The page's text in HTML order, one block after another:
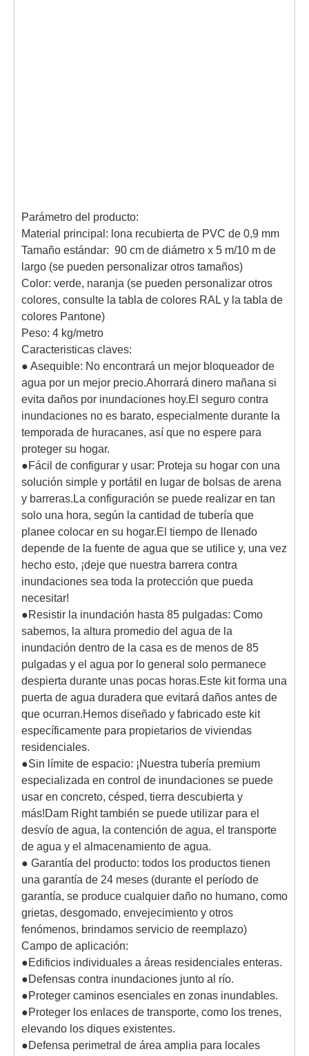
Parámetro del producto:
Material principal: lona recubierta de PVC de 0,9 mm
Tamaño estándar: 90 cm de diámetro x 5 m/10 m de
largo (se pueden personalizar otros tamaños)
Color: verde, naranja (se pueden personalizar otros
colores, consulte la tabla de colores RAL y la tabla de
colores Pantone)
Peso: 4 kg/metro
Caracteristicas claves:
● Asequible: No encontrará un mejor bloqueador de
agua por un mejor precio.Ahorrará dinero mañana si
evita daños por inundaciones hoy.El seguro contra
inundaciones no es barato, especialmente durante la
temporada de huracanes, así que no espere para
proteger su hogar.
●Fácil de configurar y usar: Proteja su hogar con una
solución simple y portátil en lugar de bolsas de arena
y barreras.La configuración se puede realizar en tan
solo una hora, según la cantidad de tubería que
planee colocar en su hogar.El tiempo de llenado
depende de la fuente de agua que se utilice y, una vez
hecho esto, ¡deje que nuestra barrera contra
inundaciones sea toda la protección que pueda
necesitar!
●Resistir la inundación hasta 85 pulgadas: Como
sabemos, la altura promedio del agua de la
inundación dentro de la casa es de menos de 85
pulgadas y el agua por lo general solo permanece
despierta durante unas pocas horas.Este kit forma una
puerta de agua duradera que evitará daños antes de
que ocurran.Hemos diseñado y fabricado este kit
específicamente para propietarios de viviendas
residenciales.
●Sin límite de espacio: ¡Nuestra tubería premium
especializada en control de inundaciones se puede
usar en concreto, césped, tierra descubierta y
más!Dam Right también se puede utilizar para el
desvío de agua, la contención de agua, el transporte
de agua y el almacenamiento de agua.
● Garantía del producto: todos los productos tienen
una garantía de 24 meses (durante el período de
garantía, se produce cualquier daño no humano, como
grietas, desgomado, envejecimiento y otros
fenómenos, brindamos servicio de reemplazo)
Campo de aplicación:
●Edificios individuales a áreas residenciales enteras.
●Defensas contra inundaciones junto al río.
●Proteger caminos esenciales en zonas inundables.
●Proteger los enlaces de transporte, como los trenes,
elevando los diques existentes.
●Defensa perimetral de área amplia para locales